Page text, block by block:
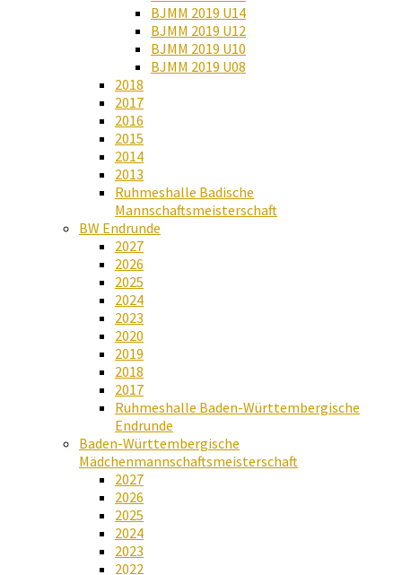
BJMM 2019 U14
BJMM 2019 U12
BJMM 2019 U10
BJMM 2019 U08
2018
2017
2016
2015
2014
2013
Ruhmeshalle Badische
Mannschaftsmeisterschaft
BW Endrunde
2027
2026
2025
2024
2023
2020
2019
2018
2017
Ruhmeshalle Baden-Württembergische
Endrunde
Baden-Württembergische
Mädchenmannschaftsmeisterschaft
2027
2026
2025
2024
2023
2022